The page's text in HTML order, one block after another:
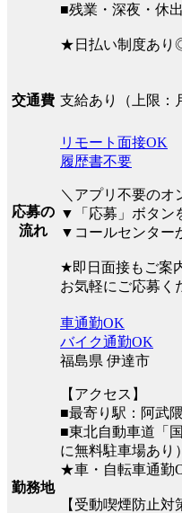
■残業・深夜・休
★日払い制度あ
交通費 支給あり（上限：
応募の
流れ
リモート面接OK
履歴書不要
＼アプリ不要の
▼「応募」ボタン
▼コールセンター
★即日面接もご案
お気軽にご応募く
勤務地
車通勤OK
バイク通勤OK
福島県 伊達市
【アクセス】
■最寄り駅：阿武
■東北自動車道「
に無料駐車場あり）
★車・自転車通勤
【受動喫煙防止対